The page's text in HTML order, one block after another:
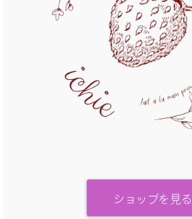
ショップを見る